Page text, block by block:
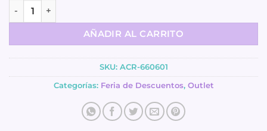
₡6,800.00.
Set de 4 Alambres - colores neutrales - Big Happy Jig
AÑADIR AL CARRITO
SKU: ACR-660601
Categorías: Feria de Descuentos, Outlet